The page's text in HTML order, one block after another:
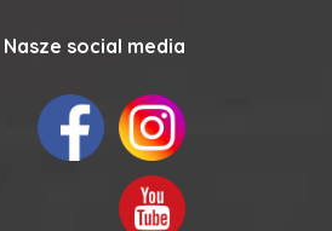
Nasze social media